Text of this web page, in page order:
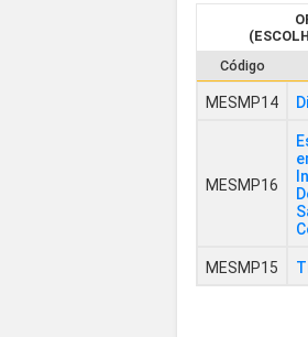
Código
MESMP14
MESMP16
MESMP15